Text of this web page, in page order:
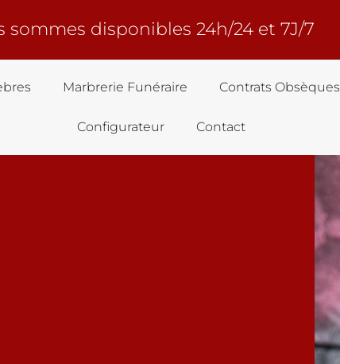
sommes disponibles 24h/24 et 7J/7
Marbrerie Funéraire Contrats Obsèques
Configurateur Contact